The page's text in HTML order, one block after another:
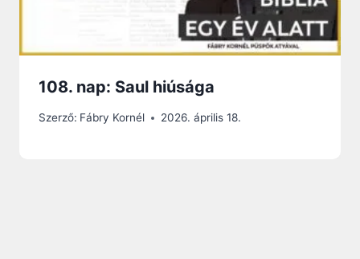
108. nap: Saul hiúsága
Szerző: Fábry Kornél 2026. április 18.